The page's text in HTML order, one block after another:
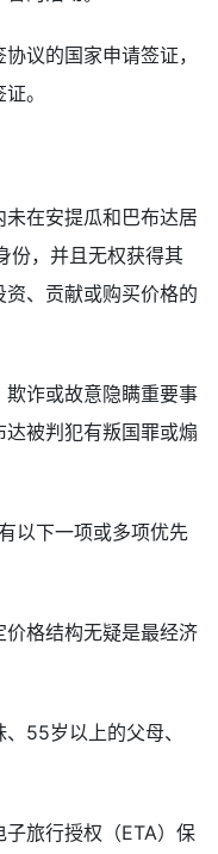
议的国家申请签证，
。
在安提瓜和巴布达居
份，并且无权获得其
、贡献或购买价格的
诈或故意隐瞒重要事
被判犯有叛国罪或煽
以下一项或多项优先
格结构无疑是最经济
55岁以上的父母、
旅行授权（ETA）保